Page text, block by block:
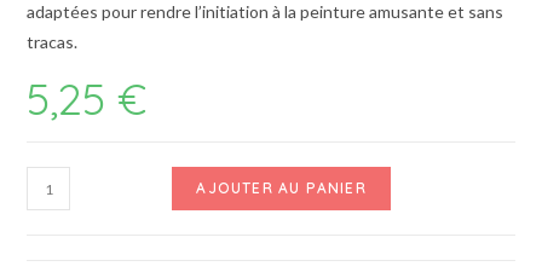
adaptées pour rendre l’initiation à la peinture amusante et sans
tracas.
5,25€
AJOUTER AU PANIER